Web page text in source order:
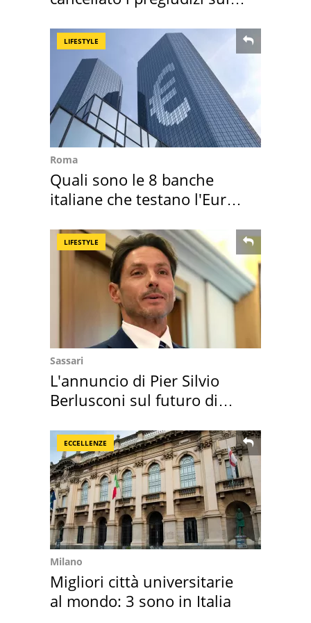
LIFESTYLE
Roma
Quali sono le 8 banche
italiane che testano l'Euro
LIFESTYLE
Sassari
L'annuncio di Pier Silvio
Berlusconi sul futuro di
ECCELLENZE
Milano
Migliori città universitarie
al mondo: 3 sono in Italia